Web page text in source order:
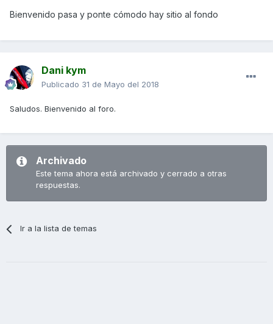
Bienvenido pasa y ponte cómodo hay sitio al fondo
Dani kym
Publicado 31 de Mayo del 2018
Saludos. Bienvenido al foro.
Archivado
Este tema ahora está archivado y cerrado a otras
respuestas.
Ir a la lista de temas